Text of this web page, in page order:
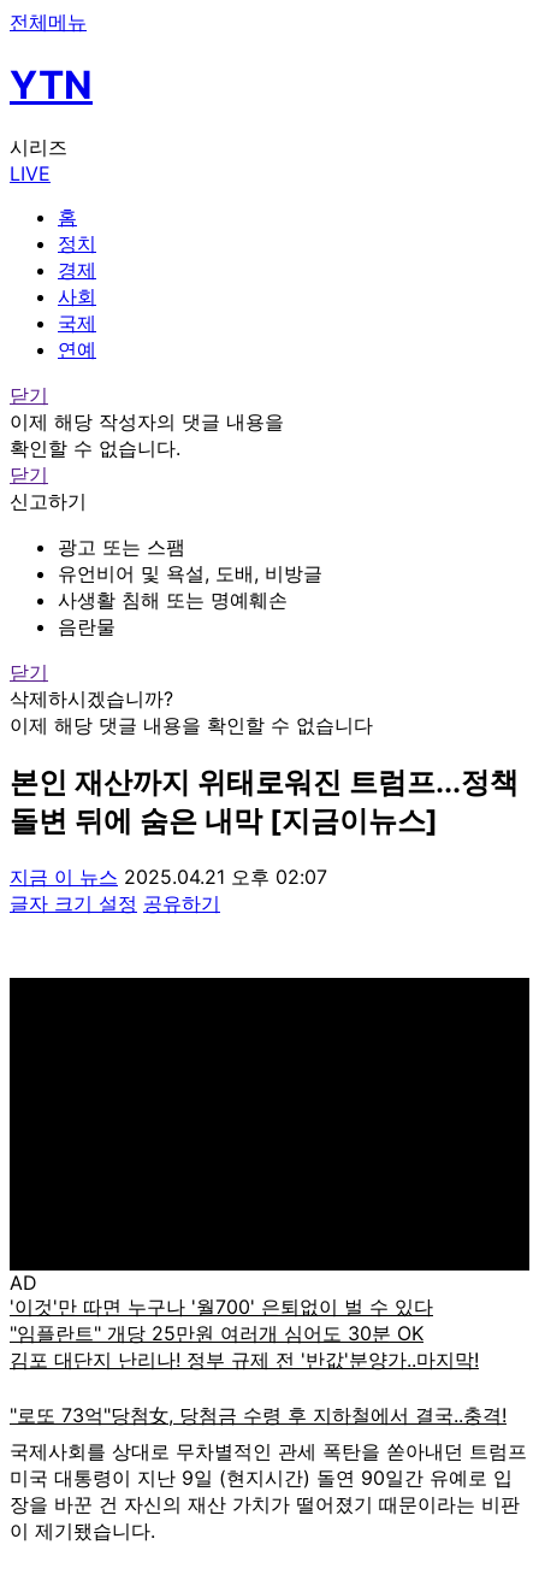
전체메뉴
YTN
시리즈
LIVE
홈
정치
경제
사회
국제
연예
닫기
이제 해당 작성자의 댓글 내용을
확인할 수 없습니다.
닫기
신고하기
광고 또는 스팸
유언비어 및 욕설, 도배, 비방글
사생활 침해 또는 명예훼손
음란물
닫기
삭제하시겠습니까?
이제 해당 댓글 내용을 확인할 수 없습니다
본인 재산까지 위태로워진 트럼프...정책
돌변 뒤에 숨은 내막 [지금이뉴스]
지금 이 뉴스 2025.04.21 오후 02:07
글자 크기 설정 공유하기
AD
국제사회를 상대로 무차별적인 관세 폭탄을 쏟아내던 트럼프
미국 대통령이 지난 9일 (현지시간) 돌연 90일간 유예로 입
장을 바꾼 건 자신의 재산 가치가 떨어졌기 때문이라는 비판
이 제기됐습니다.